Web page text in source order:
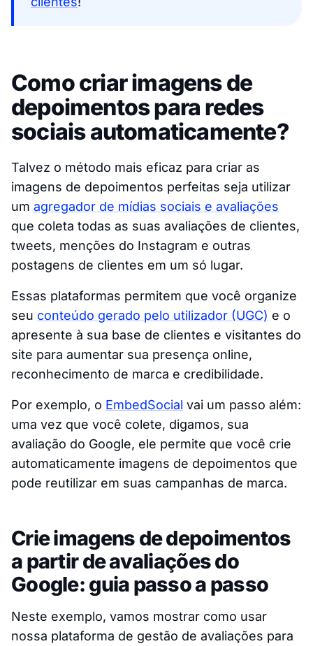
Como criar imagens de
depoimentos para redes
sociais automaticamente?
Talvez o método mais eficaz para criar as
imagens de depoimentos perfeitas seja utilizar
um agregador de mídias sociais e avaliações
que coleta todas as suas avaliações de clientes,
tweets, menções do Instagram e outras
postagens de clientes em um só lugar.
Essas plataformas permitem que você organize
seu conteúdo gerado pelo utilizador (UGC) e o
apresente à sua base de clientes e visitantes do
site para aumentar sua presença online,
reconhecimento de marca e credibilidade.
Por exemplo, o EmbedSocial vai um passo além:
uma vez que você colete, digamos, sua
avaliação do Google, ele permite que você crie
automaticamente imagens de depoimentos que
pode reutilizar em suas campanhas de marca.
Crie imagens de depoimentos
a partir de avaliações do
Google: guia passo a passo
Neste exemplo, vamos mostrar como usar
nossa plataforma de gestão de avaliações para